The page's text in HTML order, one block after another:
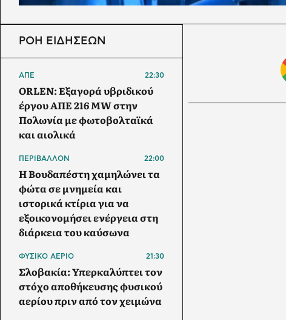
ΡΟΗ ΕΙΔΗΣΕΩΝ
ΑΠΕ 22:30
ORLEN: Εξαγορά υβριδικού
έργου ΑΠΕ 216 MW στην
Πολωνία με φωτοβολταϊκά
και αιολικά
ΠΕΡΙΒΑΛΛΟΝ 22:00
Η Βουδαπέστη χαμηλώνει τα
φώτα σε μνημεία και
ιστορικά κτίρια για να
εξοικονομήσει ενέργεια στη
διάρκεια του καύσωνα
ΦΥΣΙΚΟ ΑΕΡΙΟ 21:30
Σλοβακία: Υπερκαλύπτει τον
στόχο αποθήκευσης φυσικού
αερίου πριν από τον χειμώνα